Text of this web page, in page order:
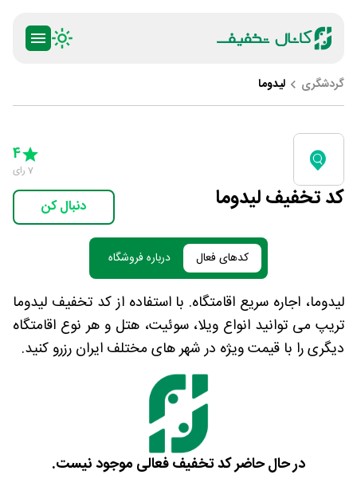
گردشگری لیدوما
کد تخفیف لیدوما
5 Stars
4
7 رای
دنبال کن
کدهای فعال درباره فروشگاه
لیدوما، اجاره سریع اقامتگاه. با استفاده از کد تخفیف لیدوما
تریپ می توانید انواع ویلا، سوئیت، هتل و هر نوع اقامتگاه
دیگری را با قیمت ویژه در شهر های مختلف ایران رزرو کنید.
در حال حاضر کد تخفیف فعالی موجود نیست.